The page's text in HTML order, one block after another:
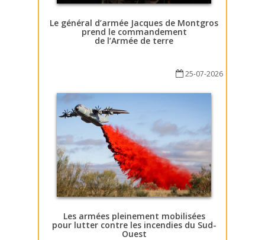
Le général d’armée Jacques de Montgros
prend le commandement
de l’Armée de terre
25-07-2026
Les armées pleinement mobilisées
pour lutter contre les incendies du Sud-
Ouest